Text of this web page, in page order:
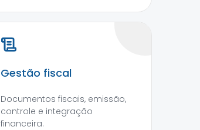
Gestão fiscal
Documentos fiscais, emissão,
controle e integração
financeira.